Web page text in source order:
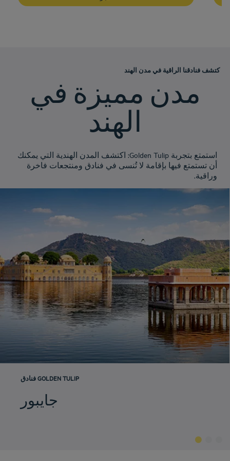
كتشف فنادقنا الراقية في مدن الهند
مدن مميزة في
الهند
استمتع بتجربة Golden Tulip: اكتشف المدن الهندية التي يمكنك
أن تستمتع فيها بإقامة لا تُنسى في فنادق ومنتجعات فاخرة
وراقية.
فنادق GOLDEN TULIP
جايبور
فنادق الدوحة